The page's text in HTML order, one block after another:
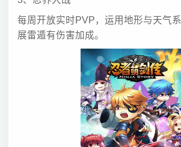
每周开放实时PVP，运用地形与天气
展雷遁有伤害加成。